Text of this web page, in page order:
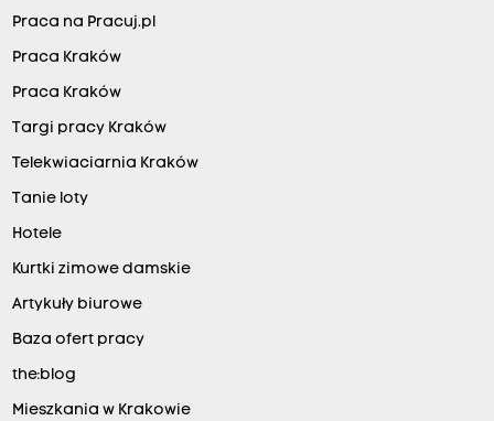
Praca na Pracuj.pl
Praca Kraków
Praca Kraków
Targi pracy Kraków
Telekwiaciarnia Kraków
Tanie loty
Hotele
Kurtki zimowe damskie
Artykuły biurowe
Baza ofert pracy
the:blog
Mieszkania w Krakowie